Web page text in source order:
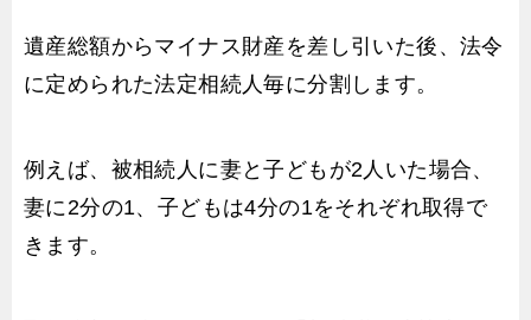
遺産総額からマイナス財産を差し引いた後、法令
に定められた法定相続人毎に分割します。
例えば、被相続人に妻と子どもが2人いた場合、
妻に2分の1、子どもは4分の1をそれぞれ取得で
きます。